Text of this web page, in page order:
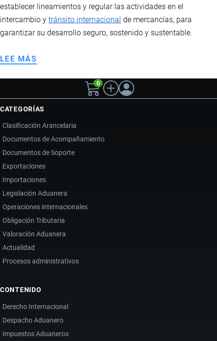
establecer lineamientos y regular las actividades en el
intercambio y tránsito internacional de mercancías, para
garantizar su desarrollo seguro, sostenido y sustentable.
LEE MÁS
COMERCIO
INTERNACIONAL
0
CATEGORÍAS
Clasificación Arancelaria
Documentos de Acompañamiento
Documentos de Soporte
Exportaciones
Importaciones
Legislación Aduanera
Operaciones internacionales
Obligación Tributaria
Valoración Aduanera
Actualidad
Procesos administrativos
CONTENIDO
Derecho Internacional
Despacho Aduanero
Impuestos Aduaneros